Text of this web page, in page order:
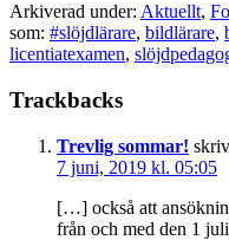
Arkiverad under: Aktuellt,
som: #slöjdlärare, bildlärare,
licentiatexamen,
Trackbacks
Trevlig sommar!
7 juni, 2019 kl. 05:05
[…] också att
från och med den 1